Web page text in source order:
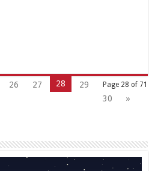
Page 28 of 71
26 27 28
29
30
»